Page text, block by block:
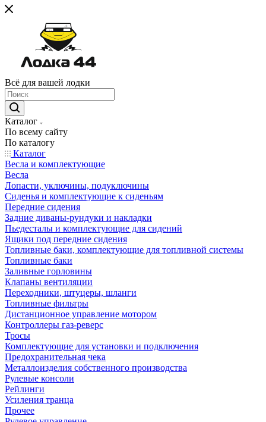
Всё для вашей лодки
Каталог
По всему сайту
По каталогу
Каталог
Весла и комплектующие
Весла
Лопасти, уключины, подуключины
Сиденья и комплектующие к сиденьям
Передние сидения
Задние диваны-рундуки и накладки
Пьедесталы и комплектующие для сидений
Ящики под передние сидения
Топливные баки, комплектующие для топливной системы
Топливные баки
Заливные горловины
Клапаны вентиляции
Переходники, штуцеры, шланги
Топливные фильтры
Дистанционное управление мотором
Контроллеры газ-реверс
Тросы
Комплектующие для установки и подключения
Предохранительная чека
Металлоизделия собственного производства
Рулевые консоли
Рейлинги
Усиления транца
Прочее